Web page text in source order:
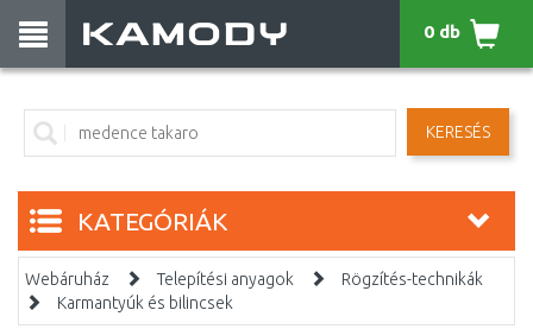
KERESÉS
0 db
KATEGÓRIÁK
Webáruház Telepítési anyagok
Rögzítés-technikák
Karmantyúk és bilincsek